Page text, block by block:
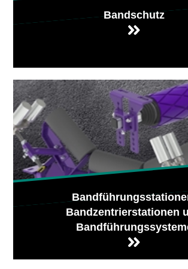
Bandschutz
Bandzentrierstationen